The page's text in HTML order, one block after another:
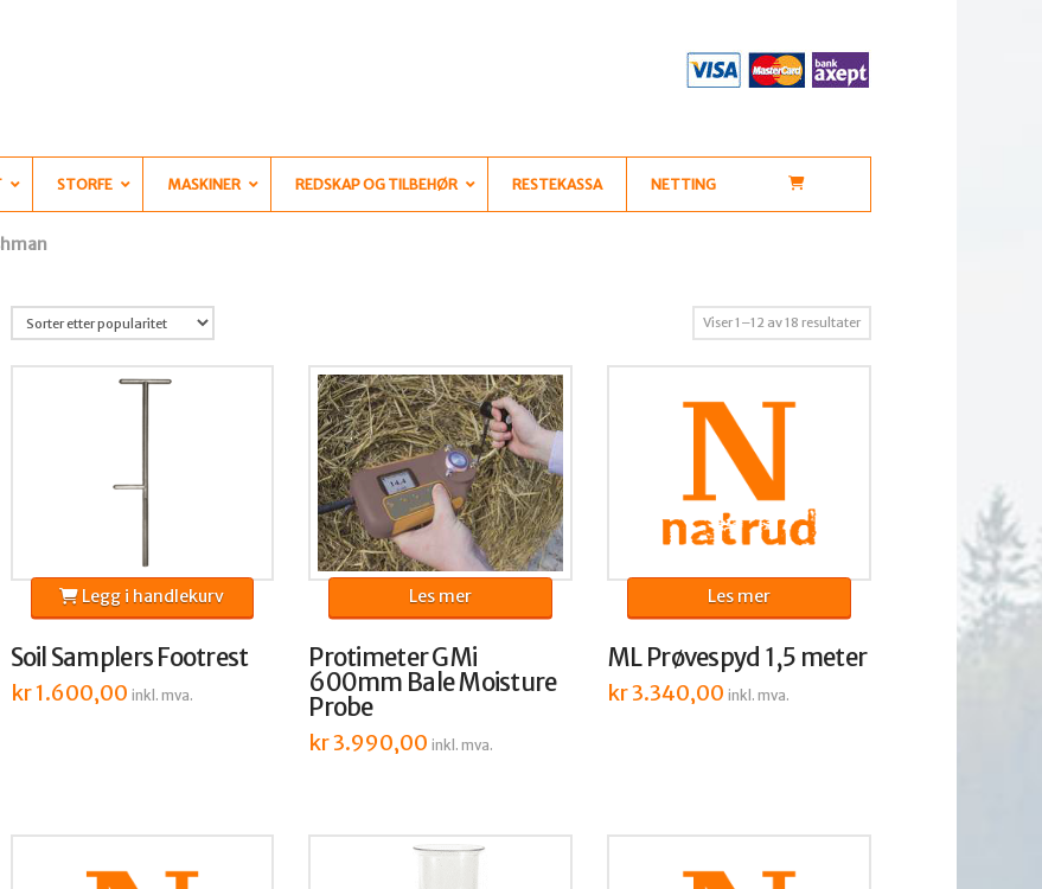
STORFE MASKINER REDSKAP OG TILBEHØR RESTEKASSA NETTING
Viser 1–12 av 18 resultaterSortert
Soil Samplers Footrest
kr1.600,00 inkl. mva.
Legg i handlekurv
Protimeter GMi
600mm Bale Moisture
Probe
kr3.990,00 inkl. mva.
Les mer
ML Prøvespyd 1,5 meter
kr3.340,00 inkl. mva.
Les mer